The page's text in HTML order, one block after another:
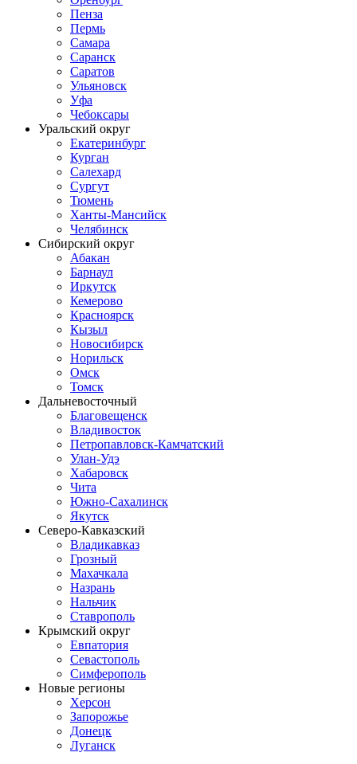
Пенза
Пермь
Самара
Саранск
Саратов
Ульяновск
Уфа
Чебоксары
Уральский округ
Екатеринбург
Курган
Салехард
Сургут
Тюмень
Ханты-Мансийск
Челябинск
Сибирский округ
Абакан
Барнаул
Иркутск
Кемерово
Красноярск
Кызыл
Новосибирск
Норильск
Омск
Томск
Дальневосточный
Благовещенск
Владивосток
Петропавловск-Камчатский
Улан-Удэ
Хабаровск
Чита
Южно-Сахалинск
Якутск
Северо-Кавказский
Владикавказ
Грозный
Махачкала
Назрань
Нальчик
Ставрополь
Крымский округ
Евпатория
Севастополь
Симферополь
Новые регионы
Херсон
Запорожье
Донецк
Луганск